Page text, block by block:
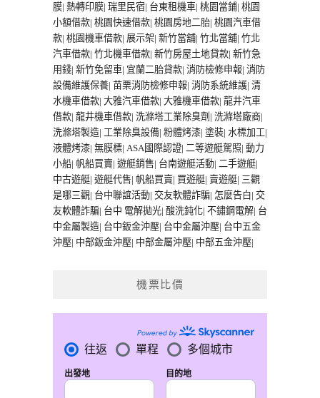
膜| 熱轉印膜| 瑞里民宿| 台東租機車| 桃園當鋪| 桃園
小額借款| 桃園快速借款| 桃園房地二胎| 桃園汽車借
款| 桃園機車借款| 展示架| 新竹當舖| 竹北當舖| 竹北
汽車借款| 竹北機車借款| 新竹房屋土地貸款| 新竹急
用錢| 新竹免留車| 宜蘭二胎貸款| 消防檢修申報| 消防
設備維護保養| 苗栗消防檢修申報| 消防系統維護| 清
水機車借款| 大雅汽車借款| 大雅機車借款| 龍井汽車
借款| 龍井機車借款| 洗滌塔工業除臭劑 | 洗滌塔廠商|
洗滌塔製造| 工業除臭設備| 粉體烤漆| 塗裝| 水標加工|
液體烤漆| 無膜標| ASA國際認證| 二等遊艇駕照| 動力
小船| 帆船買賣| 遊艇銷售| 台南遊艇活動| 二手遊艇|
中古遊艇| 遊艇代售| 帆船買賣| 買遊艇| 賣遊艇| 三觀
是哪三觀| 台中聯誼活動| 交友軟體詐騙| 怎麼告白| 交
友軟體詐騙| 台中 電解拋光| 酸洗鈍化| 不鏽鋼電解| 台
中金屬製造| 台中鈑金沖壓| 台中金屬沖壓| 台中五金
沖壓| 中部鈑金沖壓| 中部金屬沖壓| 中部五金沖壓|
機票比價